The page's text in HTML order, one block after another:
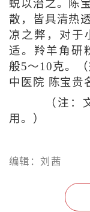
蜕以治之。陈
散，皆具清热
凉之弊，对于
适。羚羊角研
般5～10克。
中医院 陈宝贵
（注
用。）
编辑：刘茜